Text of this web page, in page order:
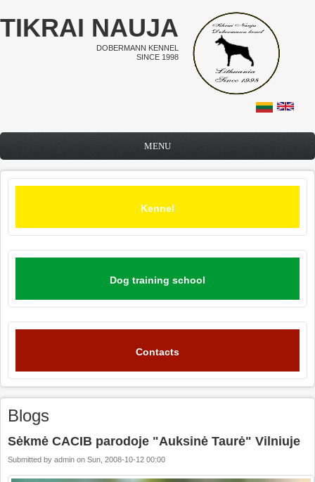
Skip to main content
TIKRAI NAUJA
DOBERMANN KENNEL
SINCE 1998
MENU
Kennel
Dog training school
Contacts
Blogs
Sėkmė CACIB parodoje "Auksinė Taurė" Vilniuje
Submitted by admin on Sun, 2008-10-12 00:00